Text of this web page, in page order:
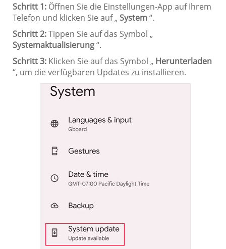
Schritt 1: Öffnen Sie die Einstellungen-App auf Ihrem
Telefon und klicken Sie auf „System“.
Schritt 2:Tippen Sie auf das Symbol „
Systemaktualisierung“.
Schritt 3: Klicken Sie auf das Symbol „ Herunterladen
“, um die verfügbaren Updates zu installieren.